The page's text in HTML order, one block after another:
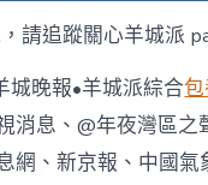
請追蹤關心羊城派
城晚報•羊城派綜合
消息、@年夜灣區之
網、新京報、中國氣